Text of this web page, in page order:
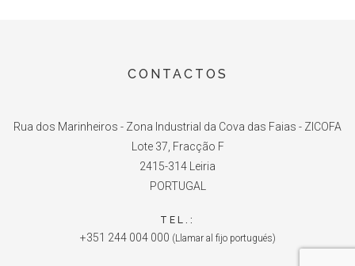
CONTACTOS
Rua dos Marinheiros - Zona Industrial da Cova das Faias - ZICOFA
Lote 37, Fracção F
2415-314 Leiria
PORTUGAL
TEL.:
+351 244 004 000 (Llamar al fijo portugués)